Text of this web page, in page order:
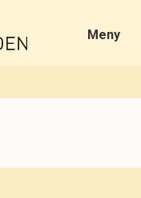
Meny